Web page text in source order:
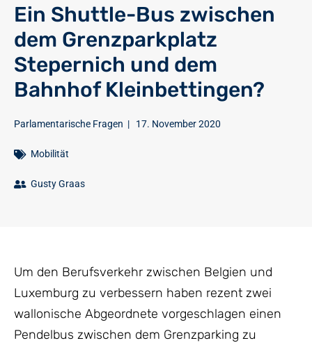
Ein Shuttle-Bus zwischen
dem Grenzparkplatz
Stepernich und dem
Bahnhof Kleinbettingen?
Parlamentarische Fragen | 17. November 2020
Mobilität
Gusty Graas
Um den Berufsverkehr zwischen Belgien und
Luxemburg zu verbessern haben rezent zwei
wallonische Abgeordnete vorgeschlagen einen
Pendelbus zwischen dem Grenzparking zu